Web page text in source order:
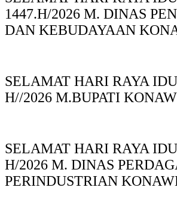
1447.H/2026 M. DINAS
DAN KEBUDAYAAN
SELAMAT HARI RAYA
H//2026 M.BUPATI
SELAMAT HARI RAYA
H/2026 M. DINAS
PERINDUSTRIAN